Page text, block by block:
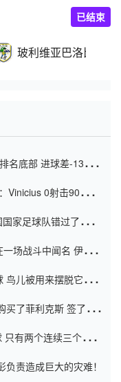
玻利维亚巴洛比学院
已结束
名底部 进球差-13令人
Vinicius 0射击90分钟
家足球队错过了世界
场战斗中闻名 伊万放
鸟儿被用来摆脱它
买了菲利克斯 签了7年
有两个连续三个连续
责造成巨大的灾难！